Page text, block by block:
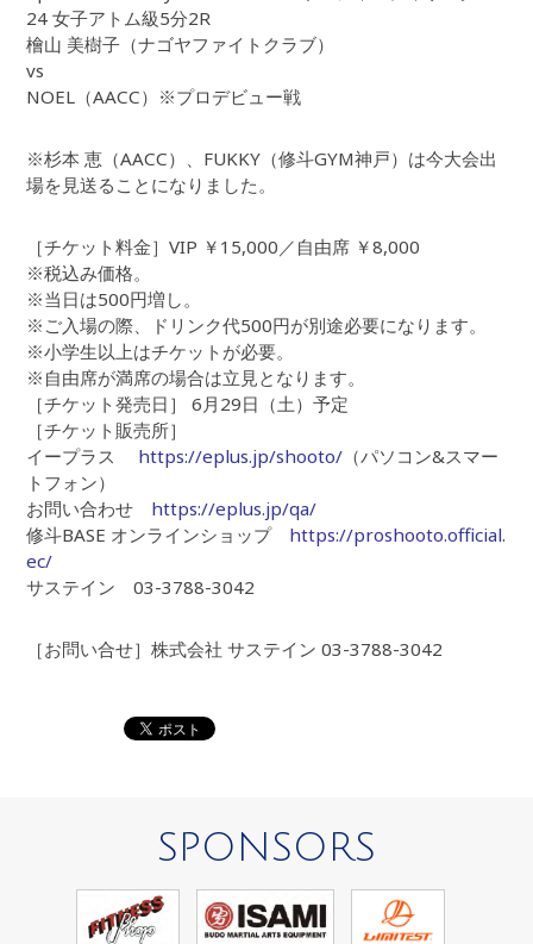
24 女子アトム級5分2R
檜山 美樹子（ナゴヤファイトクラブ）
vs
NOEL（AACC）※プロデビュー戦
※杉本 恵（AACC）、FUKKY（修斗GYM神戸）は今大会出
場を見送ることになりました。
［チケット料金］VIP ￥15,000／自由席 ￥8,000
※税込み価格。
※当日は500円増し。
※ご入場の際、ドリンク代500円が別途必要になります。
※小学生以上はチケットが必要。
※自由席が満席の場合は立見となります。
［チケット発売日］ 6月29日（土）予定
［チケット販売所］
イープラス https://eplus.jp/shooto/ （パソコン&スマー
トフォン）
お問い合わせ https://eplus.jp/qa/
修斗BASE オンラインショップ https://proshooto.official.
ec/
サステイン 03-3788-3042
［お問い合せ］株式会社 サステイン 03-3788-3042
SPONSORS